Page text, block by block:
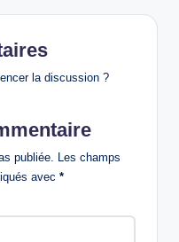
la discussion ?
publiée.
Les champs
avec *